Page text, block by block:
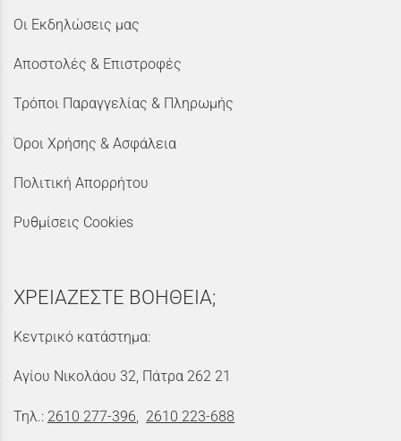
Οι Εκδηλώσεις μας
Αποστολές & Επιστροφές
Τρόποι Παραγγελίας & Πληρωμής
Όροι Χρήσης & Ασφάλεια
Πολιτική Απορρήτου
Ρυθμίσεις Cookies
ΧΡΕΙΑΖΕΣΤΕ ΒΟΗΘΕΙΑ;
Κεντρικό κατάστημα:
Αγίου Νικολάου 32, Πάτρα 262 21
Τηλ.: 2610 277-396 2610 223-688